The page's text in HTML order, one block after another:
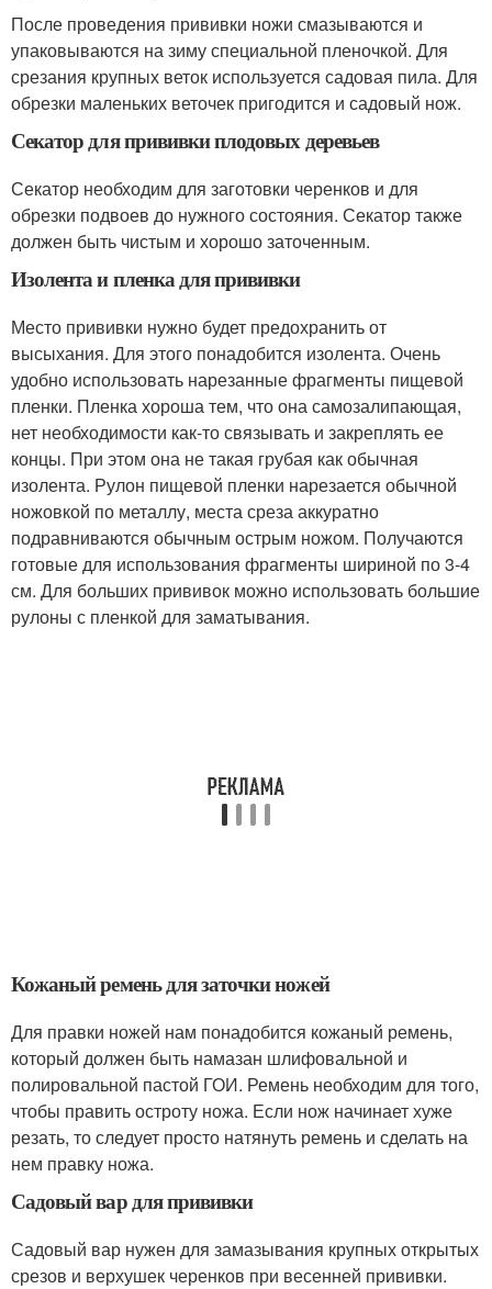
После проведения прививки ножи смазываются и
упаковываются на зиму специальной пленочкой. Для
срезания крупных веток используется садовая пила. Для
обрезки маленьких веточек пригодится и садовый нож.
Секатор для прививки плодовых деревьев
Секатор необходим для заготовки черенков и для
обрезки подвоев до нужного состояния. Секатор также
должен быть чистым и хорошо заточенным.
Изолента и пленка для прививки
Место прививки нужно будет предохранить от
высыхания. Для этого понадобится изолента. Очень
удобно использовать нарезанные фрагменты пищевой
пленки. Пленка хороша тем, что она самозалипающая,
нет необходимости как-то связывать и закреплять ее
концы. При этом она не такая грубая как обычная
изолента. Рулон пищевой пленки нарезается обычной
ножовкой по металлу, места среза аккуратно
подравниваются обычным острым ножом. Получаются
готовые для использования фрагменты шириной по 3-4
см. Для больших прививок можно использовать большие
рулоны с пленкой для заматывания.
Кожаный ремень для заточки ножей
Для правки ножей нам понадобится кожаный ремень,
который должен быть намазан шлифовальной и
полировальной пастой ГОИ. Ремень необходим для того,
чтобы править остроту ножа. Если нож начинает хуже
резать, то следует просто натянуть ремень и сделать на
нем правку ножа.
Садовый вар для прививки
Садовый вар нужен для замазывания крупных открытых
срезов и верхушек черенков при весенней прививки.